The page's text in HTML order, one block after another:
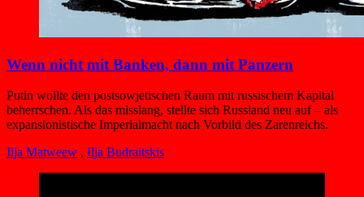
Wenn nicht mit Banken, dann mit Panzern
Putin wollte den postsowjetischen Raum mit russischem Kapital
beherrschen. Als das misslang, stellte sich Russland neu auf – als
expansionistische Imperial­macht nach Vorbild des Zaren­reichs.
Ilja Matweew , Ilja Budraitskis